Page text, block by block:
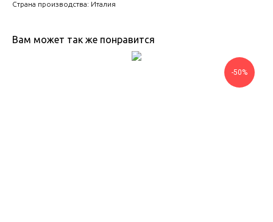
Страна производства: Италия
Вам может так же понравится
-50%